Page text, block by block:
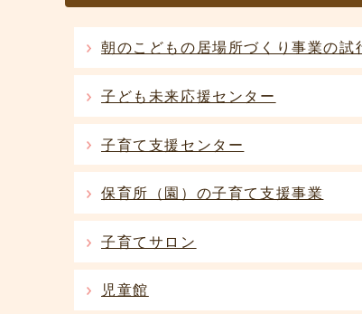
朝のこどもの居場所づくり事業の試
子ども未来応援センター
子育て支援センター
保育所（園）の子育て支援事業
子育てサロン
児童館